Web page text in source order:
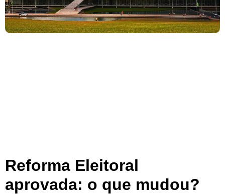
Reforma Eleitoral
aprovada: o que mudou?